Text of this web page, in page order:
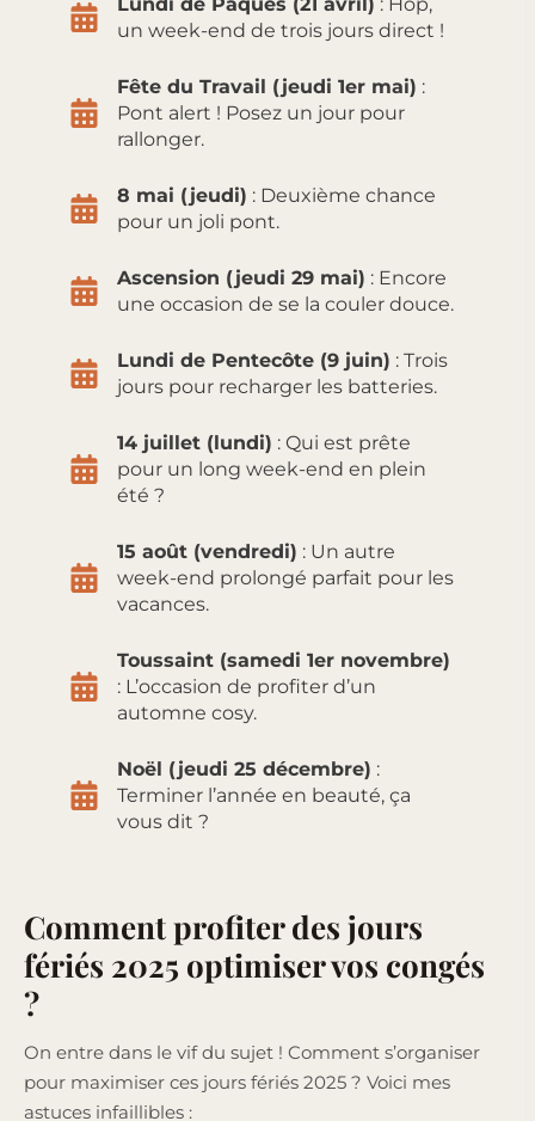
un week-end de trois jours direct !
Fête du Travail (jeudi 1er mai) :
Pont alert ! Posez un jour pour
rallonger.
8 mai (jeudi) : Deuxième chance
pour un joli pont.
Ascension (jeudi 29 mai) : Encore
une occasion de se la couler douce.
Lundi de Pentecôte (9 juin) : Trois
jours pour recharger les batteries.
14 juillet (lundi) : Qui est prête
pour un long week-end en plein
été ?
15 août (vendredi) : Un autre
week-end prolongé parfait pour les
vacances.
Toussaint (samedi 1er novembre)
: L’occasion de profiter d’un
automne cosy.
Noël (jeudi 25 décembre) :
Terminer l’année en beauté, ça
vous dit ?
Comment profiter des jours
fériés 2025 optimiser vos congés
?
On entre dans le vif du sujet ! Comment s’organiser
pour maximiser ces jours fériés 2025 ? Voici mes
astuces infaillibles :